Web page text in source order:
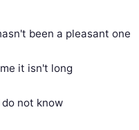
been a pleasant one
it isn't long
not know